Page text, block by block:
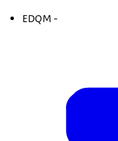
EDQM -